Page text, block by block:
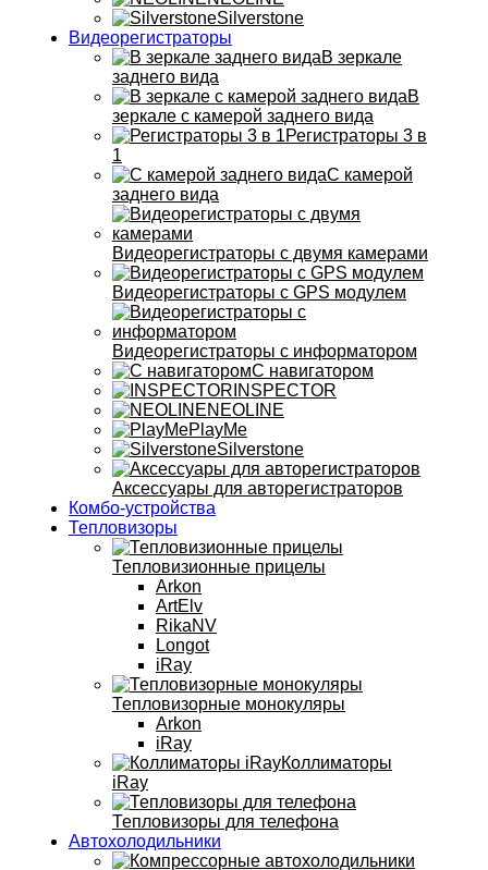
Silverstone
Видеорегистраторы
В зеркале
заднего вида
В
зеркале с камерой заднего вида
Регистраторы 3 в
1
С камерой
заднего вида
Видеорегистраторы с двумя камерами
Видеорегистраторы с GPS модулем
Видеорегистраторы с информатором
С навигатором
INSPECTOR
NEOLINE
PlayMe
Silverstone
Аксессуары для авторегистраторов
Комбо-устройства
Тепловизоры
Тепловизионные прицелы
Arkon
ArtElv
RikaNV
Longot
iRay
Тепловизорные монокуляры
Arkon
iRay
Коллиматоры
iRay
Тепловизоры для телефона
Автохолодильники